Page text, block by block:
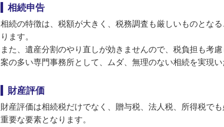
相続申告
相続の特徴は、税額が大きく、税務調査も厳しいものとな
ります。
また、遺産分割のやり直しが効きませんので、税負担も考
案の多い専門事務所として、ムダ、無理のない相続を実現い
財産評価
財産評価は相続税だけでなく、贈与税、法人税、所得税で
重要な要素となります。